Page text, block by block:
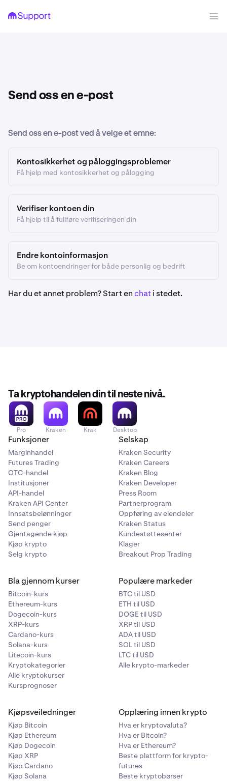
Send oss en e-post
Send oss en e-post ved å velge et emne:
Kontosikkerhet og påloggingsproblemer
Få hjelp med kontosikkerhet og pålogging
Verifiser kontoen din
Få hjelp til å fullføre verifiseringen din
Endre kontoinformasjon
Be om kontoendringer for både personlig og bedrift
Har du et annet problem? Start enchati stedet.
Ta kryptohandelen din til neste nivå.
Pro Kraken Krak Desktop
Funksjoner
Marginhandel
Futures Trading
OTC-handel
Institusjoner
API-handel
Kraken API Center
Innsatsbelønninger
Send penger
Gjentagende kjøp
Kjøp krypto
Selg krypto
Selskap
Kraken Security
Kraken Careers
Kraken Blog
Kraken Developer
Press Room
Partnerprogram
Oppføring av eiendeler
Kraken Status
Kundestøttesenter
Klager
Breakout Prop Trading
Bla gjennom kurser
Bitcoin-kurs
Ethereum-kurs
Dogecoin-kurs
XRP-kurs
Cardano-kurs
Solana-kurs
Litecoin-kurs
Kryptokategorier
Alle kryptokurser
Kursprognoser
Populære markeder
BTC til USD
ETH til USD
DOGE til USD
XRP til USD
ADA til USD
SOL til USD
LTC til USD
Alle krypto-markeder
Kjøpsveiledninger
Kjøp Bitcoin
Kjøp Ethereum
Kjøp Dogecoin
Kjøp XRP
Kjøp Cardano
Kjøp Solana
Opplæring innen krypto
Hva er kryptovaluta?
Hva er Bitcoin?
Hva er Ethereum?
Beste plattform for krypto-
futures
Beste kryptobørser